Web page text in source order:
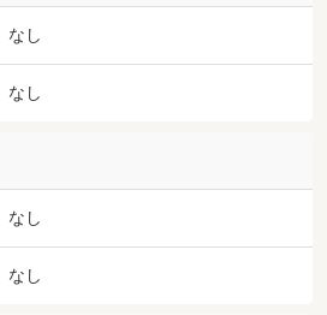
なし
なし
なし
なし